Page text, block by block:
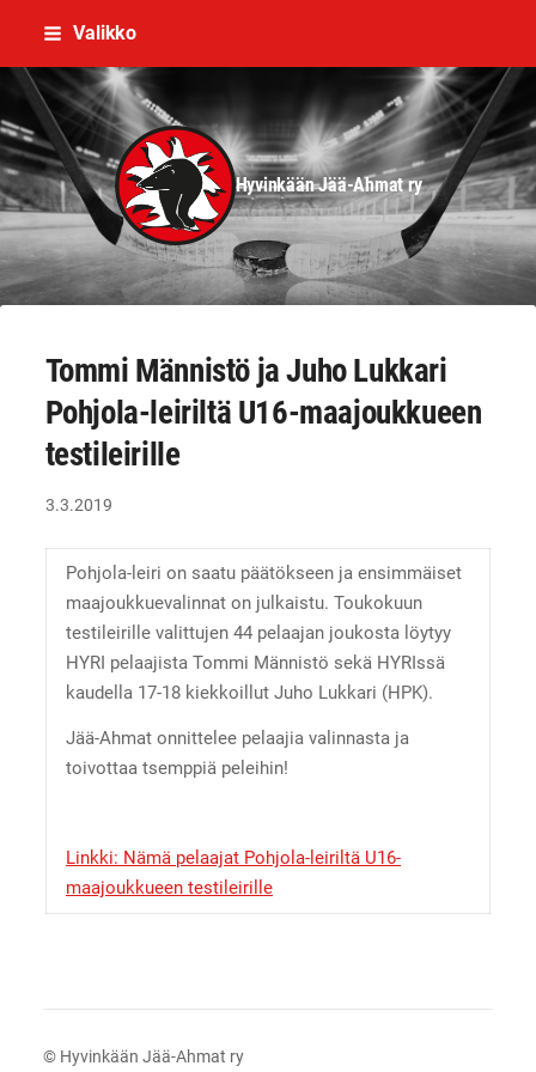
Siirry
sisältöön
Valikko
Hyvinkään Jää-Ahmat ry
Tommi Männistö ja Juho Lukkari
Pohjola-leiriltä U16-maajoukkueen
testileirille
3.3.2019
Pohjola-leiri on saatu päätökseen ja ensimmäiset
maajoukkuevalinnat on julkaistu. Toukokuun
testileirille valittujen 44 pelaajan joukosta löytyy
HYRI pelaajista Tommi Männistö sekä HYRIssä
kaudella 17-18 kiekkoillut Juho Lukkari (HPK).
Jää-Ahmat onnittelee pelaajia valinnasta ja
toivottaa tsemppiä peleihin!
Linkki: Nämä pelaajat Pohjola-leiriltä U16-
maajoukkueen testileirille
© Hyvinkään Jää-Ahmat ry